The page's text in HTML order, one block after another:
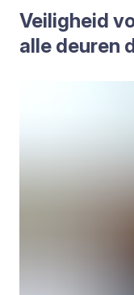
Vei­lig­heid
alle deu­ren